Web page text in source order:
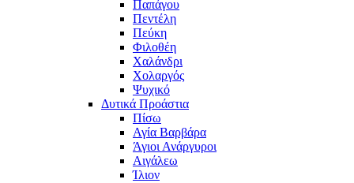
Παπάγου
Πεντέλη
Πεύκη
Φιλοθέη
Χαλάνδρι
Χολαργός
Ψυχικό
Δυτικά Προάστια
Πίσω
Αγία Βαρβάρα
Άγιοι Ανάργυροι
Αιγάλεω
Ίλιον